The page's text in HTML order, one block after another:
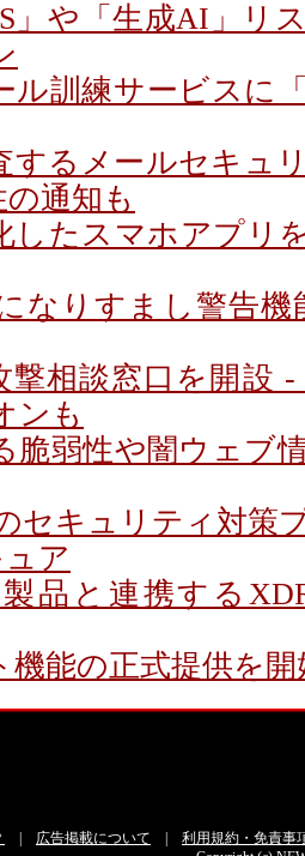
」や「生成AI」リ
ル訓練サービスに
するメールセキュ
通知も
したスマホアプリ
なりすまし警告機
撃相談窓口を開設
ンも
脆弱性や闇ウェブ
のセキュリティ対策
ア
品と連携する
機能の正式提供を開
広告掲載について
利用規約・免責事